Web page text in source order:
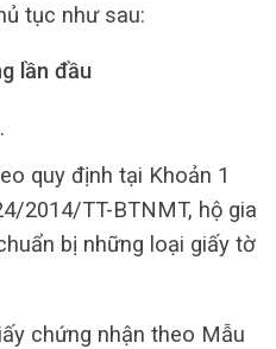
tục như sau:
lần đầu
quy định tại Khoản 1
2014/TT-BTNMT, hộ gia
bị những loại giấy tờ
chứng nhận theo Mẫu